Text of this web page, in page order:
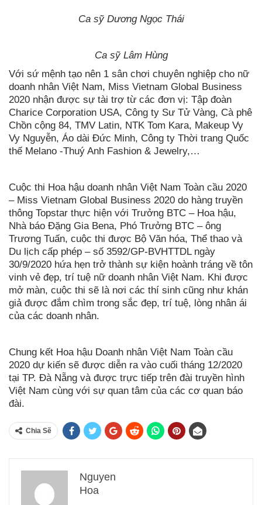
Ca sỹ Dương Ngọc Thái
Ca sỹ Lâm Hùng
Với sứ mệnh tạo nên 1 sân chơi chuyên nghiệp cho nữ
doanh nhân Việt Nam, Miss Vietnam Global Business
2020 nhận được sự tài trợ từ các đơn vị: Tập đoàn
Charice Corporation USA, Công ty Sư Tử Vàng, Cà phê
Chồn cộng 84, TMV Latin, NTK Tom Kara, Makeup Vy
Vy Nguyễn, Áo dài Đức Minh, Công ty Thời trang Quốc
thế Melano -Thuý Anh Fashion & Jewelry,…
Cuộc thi Hoa hậu doanh nhân Việt Nam Toàn cầu 2020
– Miss Vietnam Global Business 2020 do hàng truyền
thông Topstar thực hiện với Trưởng BTC – Hoa hậu,
Nhà báo Đặng Gia Bena, Phó Trưởng BTC – ông
Trương Tuấn, cuộc thi được Bộ Văn hóa, Thể thao và
Du lịch cấp phép – số 3592/GP-BVHTTDL ngày
30/9/2020 hứa hẹn trở thành sự kiện hoành tráng về tôn
vinh vẻ đẹp, trí tuệ nữ doanh nhân Việt Nam. Khi được
mở màn, cuộc thi sẽ là nơi các thí sinh cũng như khán
giả được đắm chìm trong sắc đẹp, trí tuệ, lòng nhân ái
của các doanh nhân.
Chung kết Hoa hậu Doanh nhân Việt Nam Toàn cầu
2020 dự kiến sẽ được diễn ra vào cuối tháng 12/2020
tại TP. Đà Nẵng và được trực tiếp trên đài truyền hình
Việt Nam cùng với sự quan tâm của các cơ quan báo
đài.
Chia Sẽ
Nguyen
Hoa